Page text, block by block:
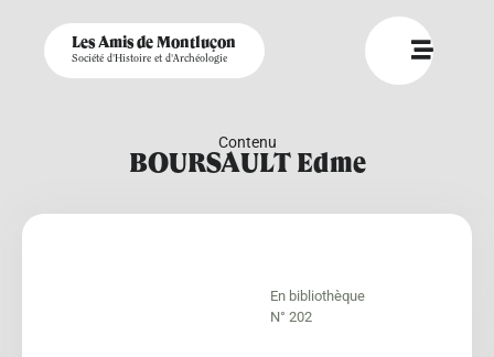
Les Amis de Montluçon
Société d'Histoire et d'Archéologie
Contenu
BOURSAULT Edme
En bibliothèque
N° 202